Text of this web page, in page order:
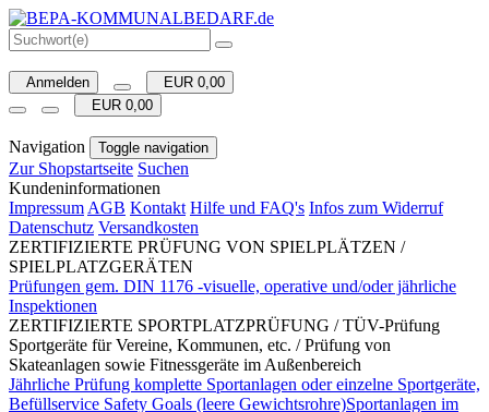
Anmelden
EUR 0,00
EUR 0,00
Navigation Toggle navigation
Zur Shopstartseite Suchen
Kundeninformationen
Impressum AGB Kontakt Hilfe und FAQ's Infos zum Widerruf
Datenschutz Versandkosten
ZERTIFIZIERTE PRÜFUNG VON SPIELPLÄTZEN /
SPIELPLATZGERÄTEN
Prüfungen gem. DIN 1176 -visuelle, operative und/oder jährliche
Inspektionen
ZERTIFIZIERTE SPORTPLATZPRÜFUNG / TÜV-Prüfung
Sportgeräte für Vereine, Kommunen, etc. / Prüfung von
Skateanlagen sowie Fitnessgeräte im Außenbereich
Jährliche Prüfung komplette Sportanlagen oder einzelne Sportgeräte,
Befüllservice Safety Goals (leere Gewichtsrohre)Sportanlagen im